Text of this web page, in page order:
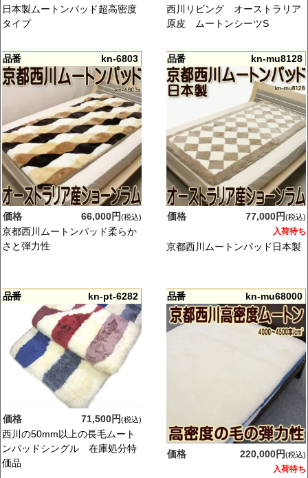
日本製ムートンパッド超高密度
タイプ
西川リビング オーストラリア
原皮 ムートンシーツS
品番 kn-6803
価格 66,000円(税込)
京都西川ムートンパッド柔らか
さと弾力性
品番 kn-mu8128
価格 77,000円(税込)
入荷待ち
京都西川ムートンパッド日本製
品番 kn-pt-6282
価格 71,500円(税込)
西川の50mm以上の長毛ムート
ンパッドシングル 在庫処分特
価品
品番 kn-mu68000
価格 220,000円(税込)
入荷待ち